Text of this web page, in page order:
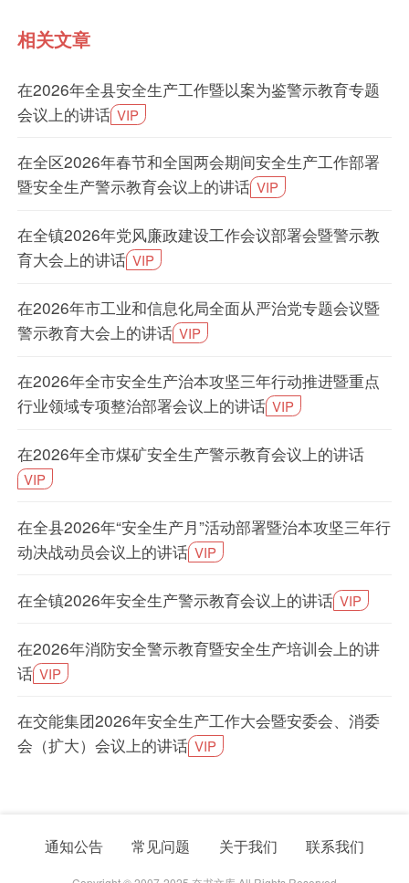
相关文章
在2026年全县安全生产工作暨以案为鉴警示教育专题
会议上的讲话 VIP
在全区2026年春节和全国两会期间安全生产工作部署
暨安全生产警示教育会议上的讲话 VIP
在全镇2026年党风廉政建设工作会议部署会暨警示教
育大会上的讲话 VIP
在2026年市工业和信息化局全面从严治党专题会议暨
警示教育大会上的讲话 VIP
在2026年全市安全生产治本攻坚三年行动推进暨重点
行业领域专项整治部署会议上的讲话 VIP
在2026年全市煤矿安全生产警示教育会议上的讲话
VIP
在全县2026年“安全生产月”活动部署暨治本攻坚三年行
动决战动员会议上的讲话 VIP
在全镇2026年安全生产警示教育会议上的讲话 VIP
在2026年消防安全警示教育暨安全生产培训会上的讲
话 VIP
在交能集团2026年安全生产工作大会暨安委会、消委
会（扩大）会议上的讲话 VIP
通知公告 常见问题 关于我们 联系我们